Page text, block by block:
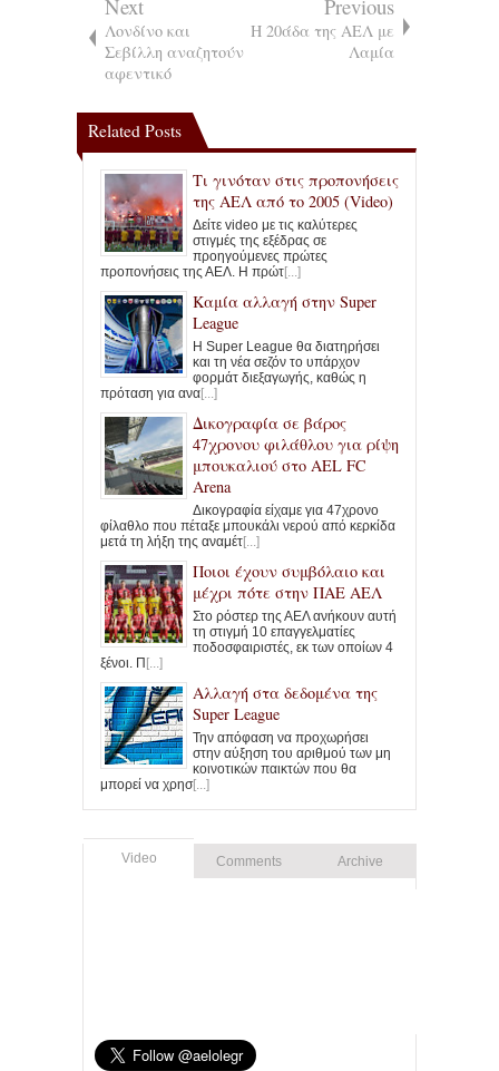
Next
Λονδίνο και
Σεβίλλη αναζητούν
αφεντικό
Previous
Η 20άδα της ΑΕΛ με
Λαμία
Related Posts
Τι γινόταν στις προπονήσεις
της ΑΕΛ από το 2005 (Video)
Δείτε video με τις καλύτερες
στιγμές της εξέδρας σε
προηγούμενες πρώτες
προπονήσεις της ΑΕΛ. Η πρώτ[...]
Καμία αλλαγή στην Super
League
Η Super League θα διατηρήσει
και τη νέα σεζόν το υπάρχον
φορμάτ διεξαγωγής, καθώς η
πρόταση για ανα[...]
Δικογραφία σε βάρος
47χρονου φιλάθλου για ρίψη
μπουκαλιού στο AEL FC
Arena
Δικογραφία είχαμε για 47χρονο
φίλαθλο που πέταξε μπουκάλι νερού από κερκίδα
μετά τη λήξη της αναμέτ[...]
Ποιοι έχουν συμβόλαιο και
μέχρι πότε στην ΠΑΕ ΑΕΛ
Στο ρόστερ της ΑΕΛ ανήκουν αυτή
τη στιγμή 10 επαγγελματίες
ποδοσφαιριστές, εκ των οποίων 4
ξένοι. Π [...]
Αλλαγή στα δεδομένα της
Super League
Την απόφαση να προχωρήσει
στην αύξηση του αριθμού των μη
κοινοτικών παικτών που θα
μπορεί να χρησ[...]
Video Comments Archive